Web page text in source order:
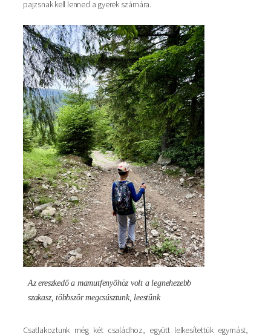
pajzsnak kell lenned a gyerek számára.
Kép
Az ereszkedő a mamutfenyőhöz volt a legnehezebb
szakasz, többször megcsúsztunk, leestünk
Csatlakoztunk még két családhoz, együtt lelkesítettük egymást,